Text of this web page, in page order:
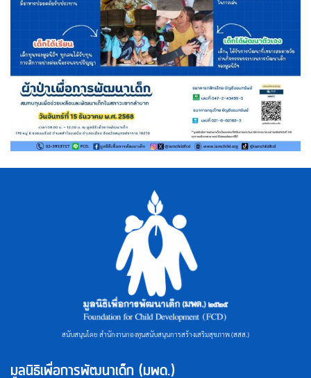
สนับสนุนโดย สำนักงานกองทุนสนับสนุนการสร้างเสริมสุขภาพ (สสส.)
มูลนิธิเพื่อการพัฒนาเด็ก (มพด.)